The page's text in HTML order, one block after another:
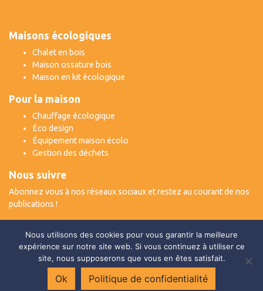
Maisons écologiques
Chalet en bois
Maison ossature bois
Maison en kit écologique
Pour la maison
Chauffage écologique
Éco design
Équipement maison écolo
Gestion des déchets
Nous suivre
Abonnez vous à nos réseaux sociaux et restez au courant de nos
publications !
©2020 Renouveau habitat - Tous droits réservés
Mentions légales
Plan du site
Qui sommes-nous
Contact
Nous utilisons des cookies pour vous garantir la meilleure
expérience sur notre site web. Si vous continuez à utiliser ce
site, nous supposerons que vous en êtes satisfait.
Ok Politique de confidentialité